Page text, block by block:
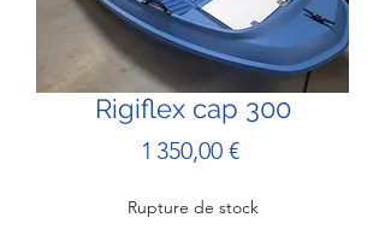
Rigiflex cap 300
1 350,00 €Prix
Rupture de stock